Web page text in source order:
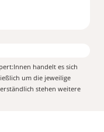
handelt es sich
um die jeweilige
stehen weitere